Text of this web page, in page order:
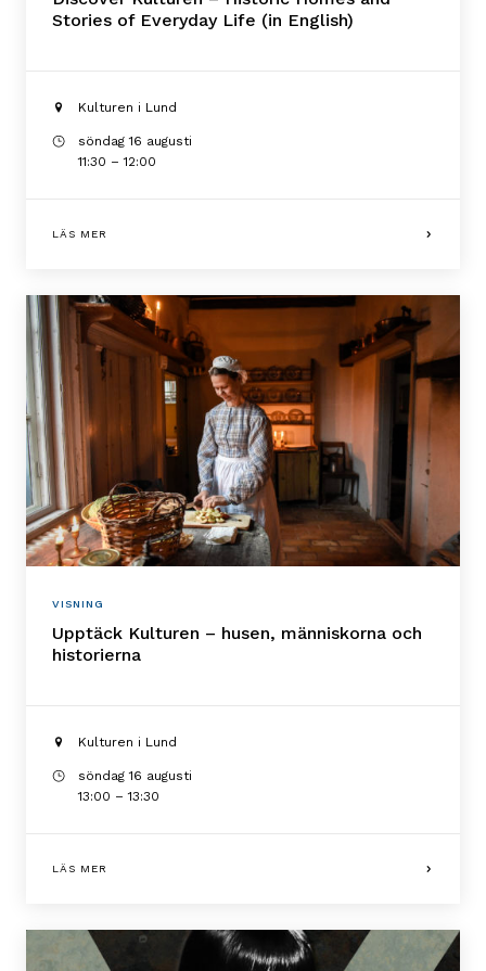
Stories of Everyday Life (in English)
Kulturen i Lund
söndag 16 augusti
11:30 – 12:00
LÄS MER
VISNING
Upptäck Kulturen – husen, människorna och
historierna
Kulturen i Lund
söndag 16 augusti
13:00 – 13:30
LÄS MER